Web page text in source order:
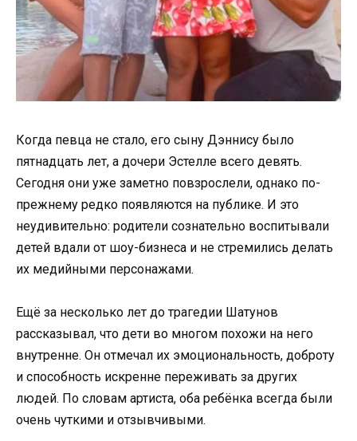
Когда певца не стало, его сыну Дэннису было
пятнадцать лет, а дочери Эстелле всего девять.
Сегодня они уже заметно повзрослели, однако по-
прежнему редко появляются на публике. И это
неудивительно: родители сознательно воспитывали
детей вдали от шоу-бизнеса и не стремились делать
их медийными персонажами.
Ещё за несколько лет до трагедии Шатунов
рассказывал, что дети во многом похожи на него
внутренне. Он отмечал их эмоциональность, доброту
и способность искренне переживать за других
людей. По словам артиста, оба ребёнка всегда были
очень чуткими и отзывчивыми.